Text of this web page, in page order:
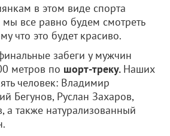
в этом виде спорта
мы все равно будем смотреть
что это будет красиво.
забеги у мужчин
метров по шорт-треку. Наших
человек: Владимир
Бегунов, Руслан Захаров,
а также натурализованный